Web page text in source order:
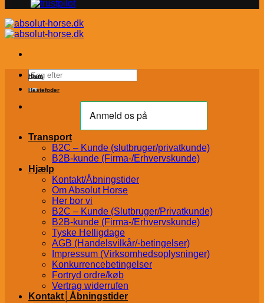
Søg
efter:
Transport
B2C – Kunde (slutbruger/privatkunde)
B2B-kunde (Firma-/Erhvervskunde)
Hjælp
Kontakt/Åbningstider
Om Absolut Horse
Her bor vi
B2C – Kunde (Slutbruger/Privatkunde)
B2B-kunde (Firma-/Erhvervskunde)
Tyske Helligdage
AGB (Handelsvilkår/-betingelser)
Impressum (Virksomhedsoplysninger)
Konkurrencebetingelser
Fortryd ordre/køb
Vertrag widerrufen
Kontakt│Åbningstider
Hjem
Hestefoder